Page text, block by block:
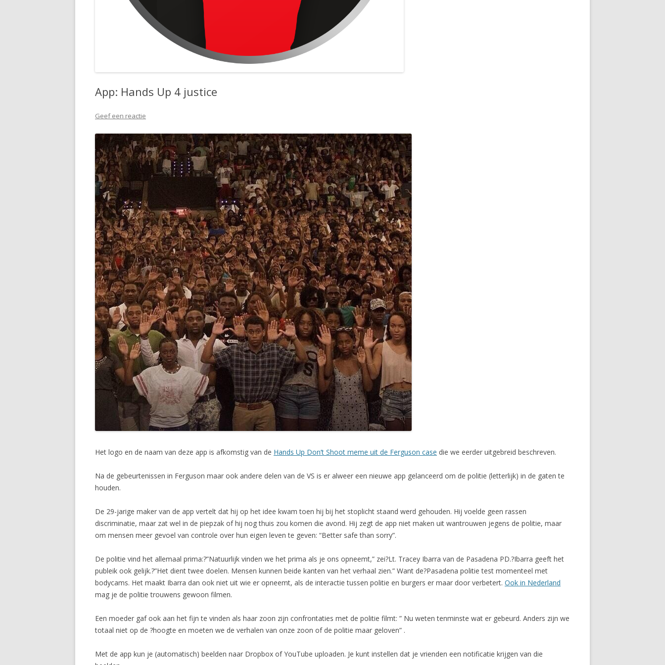
App: Hands Up 4 justice
Geef een reactie
Het logo en de naam van deze app is afkomstig van de Hands Up Don’t Shoot meme uit de Ferguson case die we eerder uitgebreid beschreven.
Na de gebeurtenissen in Ferguson maar ook andere delen van de VS is er alweer een nieuwe app gelanceerd om de politie (letterlijk) in de gaten te
houden.
De 29-jarige maker van de app vertelt dat hij op het idee kwam toen hij bij het stoplicht staand werd gehouden. Hij voelde geen rassen
discriminatie, maar zat wel in de piepzak of hij nog thuis zou komen die avond. Hij zegt de app niet maken uit wantrouwen jegens de politie, maar
om mensen meer gevoel van controle over hun eigen leven te geven: “Better safe than sorry”.
De politie vind het allemaal prima:?”Natuurlijk vinden we het prima als je ons opneemt,” zei?Lt. Tracey Ibarra van de Pasadena PD.?Ibarra geeft het
publeik ook gelijk.?”Het dient twee doelen. Mensen kunnen beide kanten van het verhaal zien.” Want de?Pasadena politie test momenteel met
bodycams. Het maakt Ibarra dan ook niet uit wie er opneemt, als de interactie tussen politie en burgers er maar door verbetert. Ook in Nederland
mag je de politie trouwens gewoon filmen.
Een moeder gaf ook aan het fijn te vinden als haar zoon zijn confrontaties met de politie filmt: ” Nu weten tenminste wat er gebeurd. Anders zijn we
totaal niet op de ?hoogte en moeten we de verhalen van onze zoon of de politie maar geloven” .
Met de app kun je (automatisch) beelden naar Dropbox of YouTube uploaden. Je kunt instellen dat je vrienden een notificatie krijgen van die